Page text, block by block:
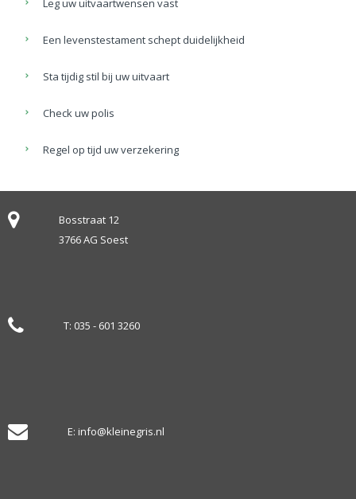
Leg uw uitvaartwensen vast
Een levenstestament schept duidelijkheid
Sta tijdig stil bij uw uitvaart
Check uw polis
Regel op tijd uw verzekering
Bosstraat 12
3766 AG Soest
T: 035 - 601 3260
E: info@kleinegris.nl